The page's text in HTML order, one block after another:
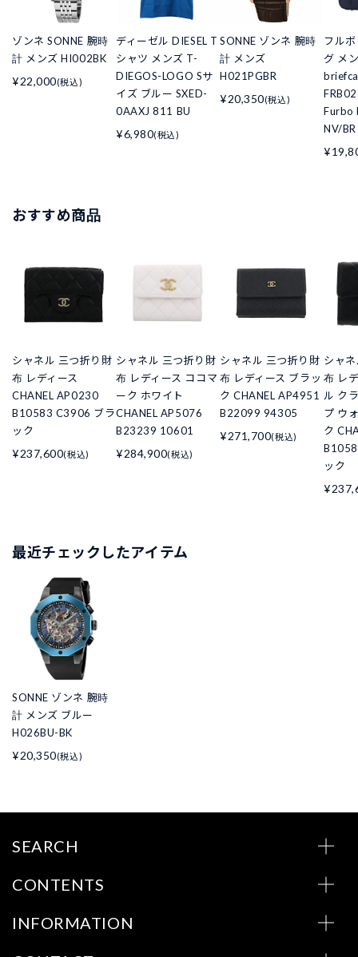
ゾンネ SONNE 腕時
計 メンズ HI002BK
¥22,000(税込)
ディーゼル DIESEL T
シャツ メンズ T-
DIEGOS-LOGO Sサ
イズ ブルー SXED-
0AAXJ 811 BU
¥6,980(税込)
SONNE ゾンネ 腕時
計 メンズ
H021PGBR
¥20,350(税込)
フル
グ メ
Furbo
NV/BR
おすすめ商品
シャネル 三つ折り財
布 レディース
CHANEL AP0230
B10583 C3906 ブラ
ック
¥237,600(税込)
シャネル 三つ折り財
布 レディース ココマ
ーク ホワイト
CHANEL AP5076
B23239 10601
¥284,900(税込)
シャネル 三つ折り財
布 レディース ブラッ
ク CHANEL AP4951
B22099 94305
¥271,700(税込)
シャ
布 レ
ル ク
プ ウ
ク
ック
最近チェックしたアイテム
SONNE ゾンネ 腕時
計 メンズ ブルー
H026BU-BK
¥20,350(税込)
SEARCH
CONTENTS
INFORMATION